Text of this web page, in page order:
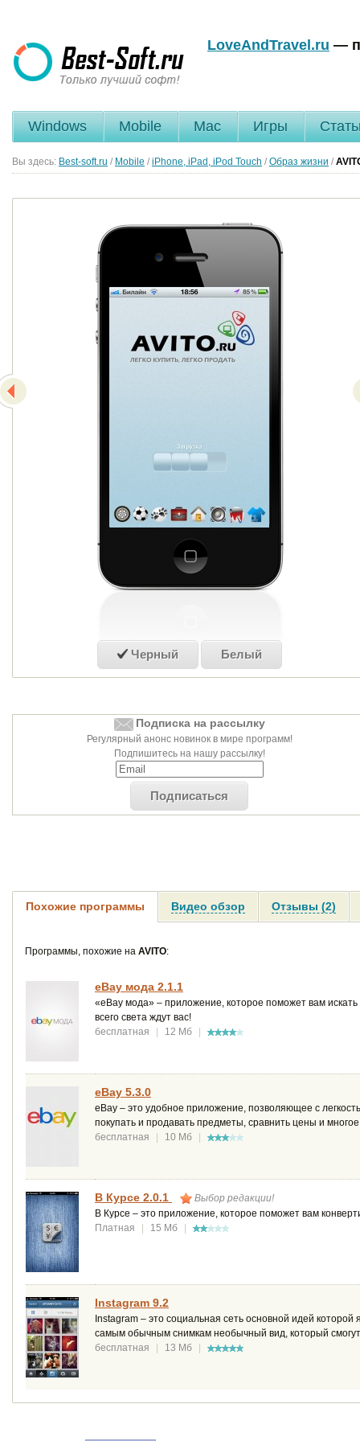
LoveAndTravel.ru —
Windows Mobile Mac Игры
Вы здесь: Best-soft.ru / Mobile / iPhone, iPad, iPod Touch / Образ жизни /
Черный Белый
Подписка на рассылку
Регулярный анонс новинок в мире программ!
Подпишитесь на нашу рассылку!
Подписаться
Похожие программы Видео обзор Отзывы (2)
Программы, похожие на AVITO:
eBay мода 2.1.1
«eBay мода» – приложение, которое поможет вам
всего света ждут вас!
бесплатная
| 12 Мб |
eBay 5.3.0
eBay – это удобное приложение, позволяющее с
покупать и продавать предметы, сравнить цены и многое
бесплатная
| 10 Мб |
В Курсе 2.0.1
Выбор редакции!
В Курсе – это приложение, которое поможет вам
Платная
| 15 Мб |
Instagram 9.2
Instagram – это социальная сеть основной идей
самым обычным снимкам необычный вид, который
бесплатная
| 13 Мб |